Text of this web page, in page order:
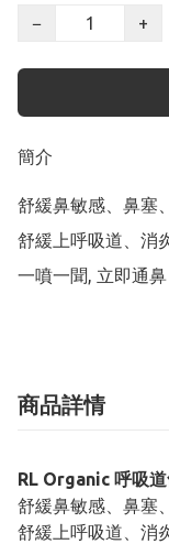
−
+
簡介
舒緩鼻敏感、鼻塞
舒緩上呼吸道、消
一噴一聞, 立即通鼻
商品詳情
RL Organic 呼吸
舒緩鼻敏感、鼻塞
舒緩上呼吸道、消